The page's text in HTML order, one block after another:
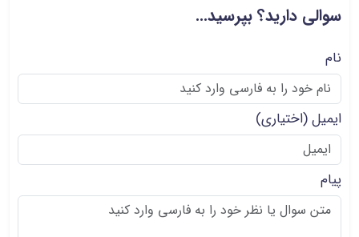
سوالی دارید؟ بپرسید...
نام
ایمیل(اختیاری)
پیام